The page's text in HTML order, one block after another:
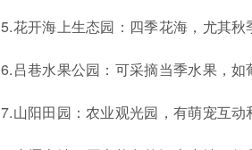
5.花开海上生态园：四季花海，尤其秋
6.吕巷水果公园：可采摘当季水果，如
7.山阳田园：农业观光园，有萌宠互动